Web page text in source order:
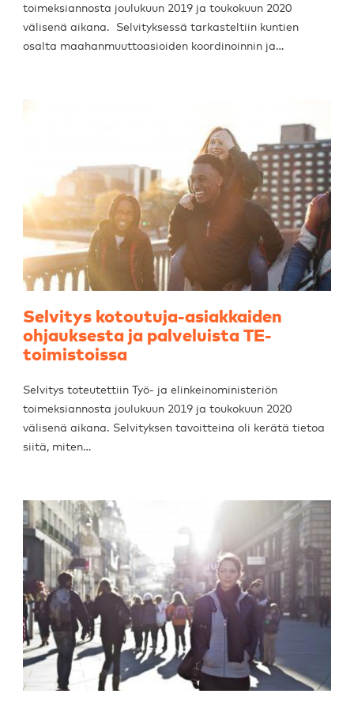
toimeksiannosta joulukuun 2019 ja toukokuun 2020
välisenä aikana. Selvityksessä tarkasteltiin kuntien
osalta maahanmuuttoasioiden koordinoinnin ja…
Selvitys kotoutuja-asiakkaiden
ohjauksesta ja palveluista TE-
toimistoissa
Selvitys toteutettiin Työ- ja elinkeinoministeriön
toimeksiannosta joulukuun 2019 ja toukokuun 2020
välisenä aikana. Selvityksen tavoitteina oli kerätä tietoa
siitä, miten…